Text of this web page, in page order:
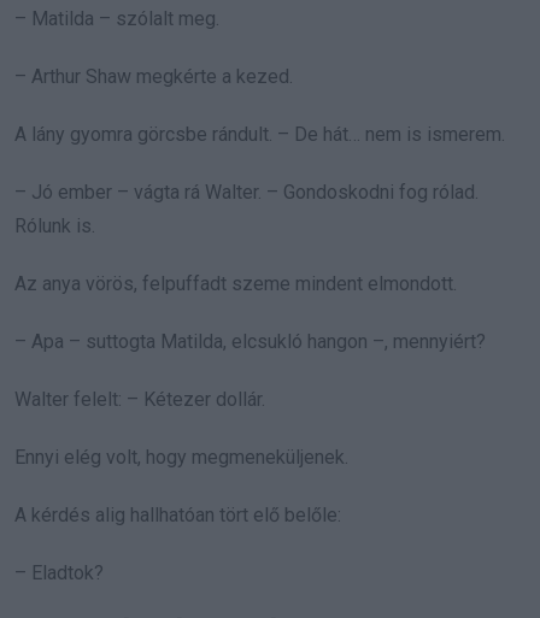
– Matilda – szólalt meg.
– Arthur Shaw megkérte a kezed.
A lány gyomra görcsbe rándult. – De hát… nem is ismerem.
– Jó ember – vágta rá Walter. – Gondoskodni fog rólad.
Rólunk is.
Az anya vörös, felpuffadt szeme mindent elmondott.
– Apa – suttogta Matilda, elcsukló hangon –, mennyiért?
Walter felelt: – Kétezer dollár.
Ennyi elég volt, hogy megmeneküljenek.
A kérdés alig hallhatóan tört elő belőle:
– Eladtok?